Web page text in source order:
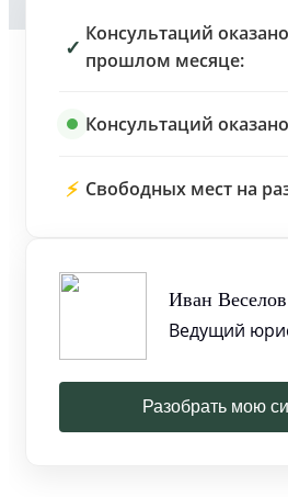
✓
Консультаций
прошлом месяце:
Консультаций
⚡ Свободных мест на
Иван Веселов
Ведущий
Разобрать мою